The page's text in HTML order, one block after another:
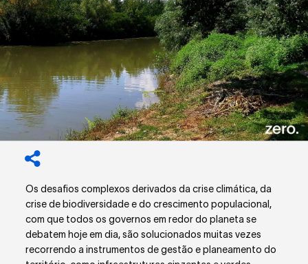
Filtros
Os desafios complexos derivados da crise climática, da
crise de biodiversidade e do crescimento populacional,
com que todos os governos em redor do planeta se
debatem hoje em dia, são solucionados muitas vezes
recorrendo a instrumentos de gestão e planeamento do